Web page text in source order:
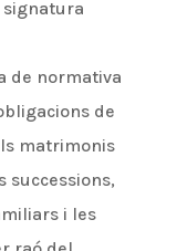
signatura
de normativa
de
matrimonis
successions,
i les